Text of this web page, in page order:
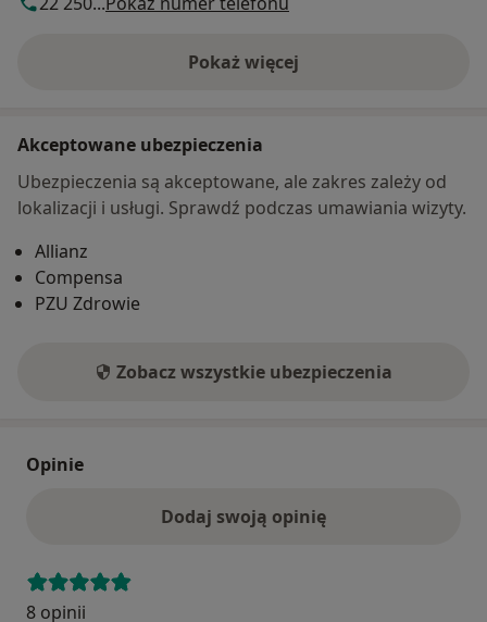
Pokaż więcej
o adresie
Akceptowane ubezpieczenia
Ubezpieczenia są akceptowane, ale zakres zależy od
lokalizacji i usługi. Sprawdź podczas umawiania wizyty.
Allianz
Compensa
PZU Zdrowie
Zobacz wszystkie ubezpieczenia
Opinie
Dodaj swoją opinię
8 opinii